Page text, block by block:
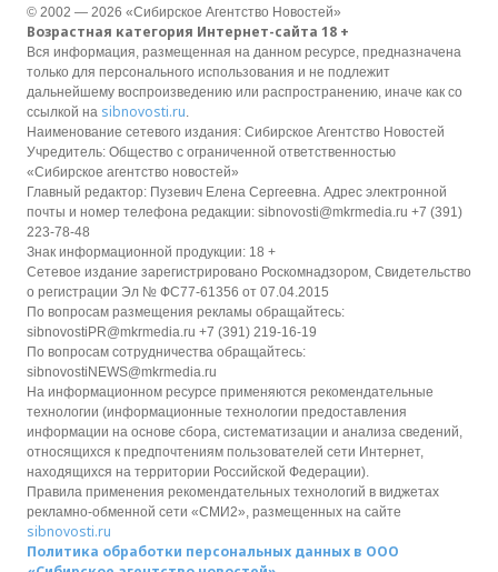
© 2002 — 2026 «Сибирское Агентство Новостей»
Возрастная категория Интернет-сайта 18 +
Вся информация, размещенная на данном ресурсе, предназначена
только для персонального использования и не подлежит
дальнейшему воспроизведению или распространению, иначе как со
ссылкой на sibnovosti.ru.
Наименование сетевого издания: Сибирское Агентство Новостей
Учредитель: Общество с ограниченной ответственностью
«Сибирское агентство новостей»
Главный редактор: Пузевич Елена Сергеевна. Адрес электронной
почты и номер телефона редакции: sibnovosti@mkrmedia.ru +7 (391)
223-78-48
Знак информационной продукции: 18 +
Сетевое издание зарегистрировано Роскомнадзором, Свидетельство
о регистрации Эл № ФС77-61356 от 07.04.2015
По вопросам размещения рекламы обращайтесь:
sibnovostiPR@mkrmedia.ru +7 (391) 219-16-19
По вопросам сотрудничества обращайтесь:
sibnovostiNEWS@mkrmedia.ru
На информационном ресурсе применяются рекомендательные
технологии (информационные технологии предоставления
информации на основе сбора, систематизации и анализа сведений,
относящихся к предпочтениям пользователей сети Интернет,
находящихся на территории Российской Федерации).
Правила применения рекомендательных технологий в виджетах
рекламно-обменной сети «СМИ2», размещенных на сайте
sibnovosti.ru
Политика обработки персональных данных в ООО